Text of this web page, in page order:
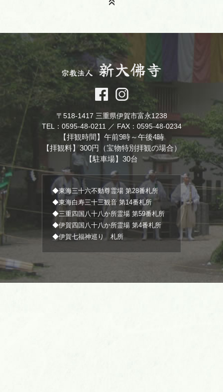
〒518-1417 三重県伊賀市富永1238
TEL：0595-48-0211 ／ FAX：0595-48-0234
【拝観時間】午前9時～午後4時
【拝観料】300円（宝物特別拝観の場合）
【駐車場】30台
◆東海三十六不動尊霊場 第28番札所
◆東海白寿三十三観音 第14番札所
◆三重四国八十八か所霊場 第59番札所
◆伊賀四国八十八か所霊場 第4番札所
◆伊賀七福神巡り 札所